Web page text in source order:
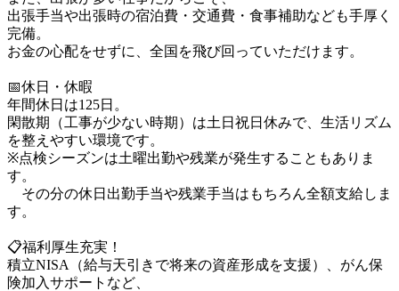
出張手当や出張時の宿泊費・交通費・食事補助なども手厚く
完備。
お金の心配をせずに、全国を飛び回っていただけます。
📅休日・休暇
年間休日は125日。
閑散期（工事が少ない時期）は土日祝日休みで、生活リズム
を整えやすい環境です。
※点検シーズンは土曜出勤や残業が発生することもありま
す。
その分の休日出勤手当や残業手当はもちろん全額支給しま
す。
📋福利厚生充実！
積立NISA（給与天引きで将来の資産形成を支援）、がん保
険加入サポートなど、